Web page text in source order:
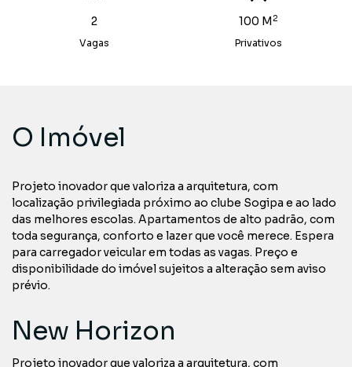
2
Vagas
100 M2
Privativos
O Imóvel
Projeto inovador que valoriza a arquitetura, com
localização privilegiada próximo ao clube Sogipa e ao lado
das melhores escolas. Apartamentos de alto padrão, com
toda segurança, conforto e lazer que você merece. Espera
para carregador veicular em todas as vagas. Preço e
disponibilidade do imóvel sujeitos a alteração sem aviso
prévio.
New Horizon
Projeto inovador que valoriza a arquitetura, com